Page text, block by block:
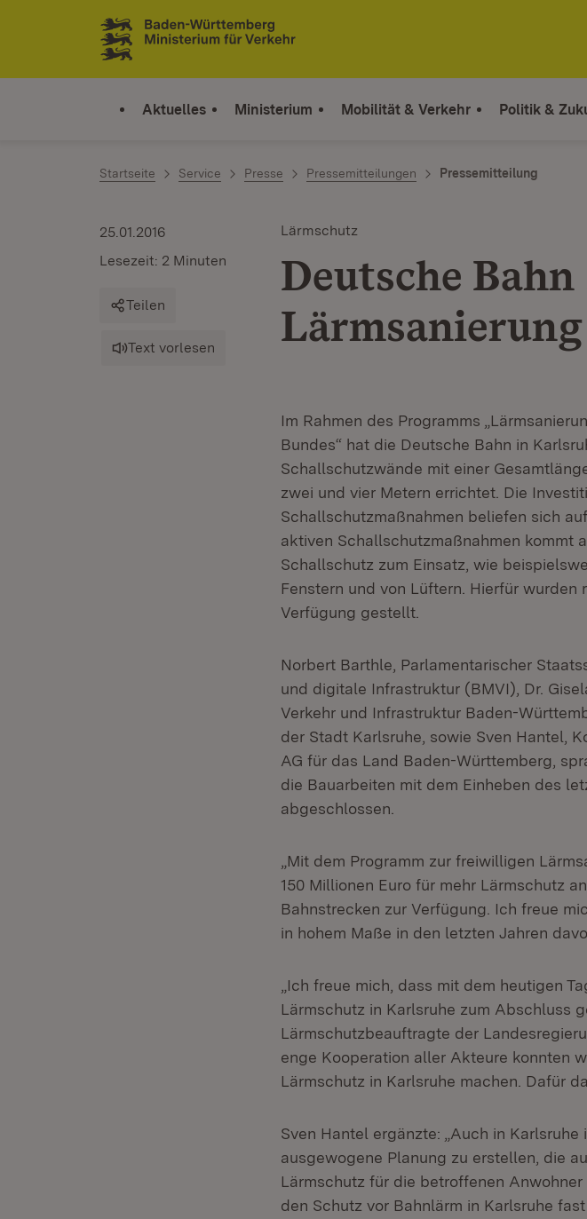
Zum Inhalt springen
Link zur Startseite
Aktuelles Ministerium Mobilität & Verkehr Politik &
Startseite Service Presse Pressemitteilungen Pressemitteilung
Lärmschutz
Deutsche
25.01.2016
Lesezeit: 2 Minuten
Teilen
Text vorlesen
Im Rahmen des Programms
Bundes“ hat die Deutsche Bahn in
Schallschutzwände mit einer
zwei und vier Metern errichtet. Die
Schallschutzmaßnahmen beliefen sich
aktiven Schallschutzmaßnahmen kommt
Schallschutz zum Einsatz, wie
Fenstern und von Lüftern. Hierfür wurden
Verfügung gestellt.
Norbert Barthle, Parlamentarischer
und digitale Infrastruktur (BMVI), Dr.
Verkehr und Infrastruktur Baden-
der Stadt Karlsruhe, sowie Sven Hantel,
AG für das Land Baden-Württemberg,
die Bauarbeiten mit dem Einheben des
abgeschlossen.
„Mit dem Programm zur freiwilligen
150 Millionen Euro für mehr Lärmschutz
Bahnstrecken zur Verfügung. Ich freue
in hohem Maße in den letzten Jahren
„Ich freue mich, dass mit dem heutigen
Lärmschutz in Karlsruhe zum Abschluss
Lärmschutzbeauftragte der
enge Kooperation aller Akteure konnten
Lärmschutz in Karlsruhe machen. Dafür
Sven Hantel ergänzte: „Auch in
ausgewogene Planung zu erstellen, die
Lärmschutz für die betroffenen
den Schutz vor Bahnlärm in Karlsruhe